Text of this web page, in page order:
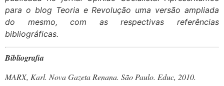
para o blog Teoria e Revolução uma versão ampliada
do mesmo, com as respectivas referências
bibliográficas.
Bibliografia
MARX, Karl. Nova Gazeta Renana. São Paulo. Educ, 2010.